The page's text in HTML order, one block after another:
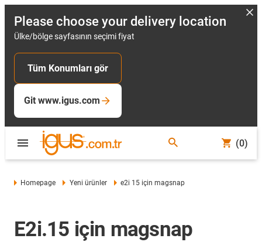
Please choose your delivery location
Ülke/bölge sayfasının seçimi fiyat
Tüm Konumları gör
Git www.igus.com
(0)
Homepage Yeni ürünler e2i 15 için magsnap
E2i.15 için magsnap